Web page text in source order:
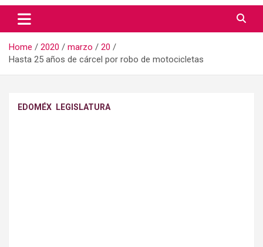
Diario Xponencial Mx
Home 2020 marzo
20
Hasta 25 años de cárcel por robo de motocicletas
EDOMÉX LEGISLATURA